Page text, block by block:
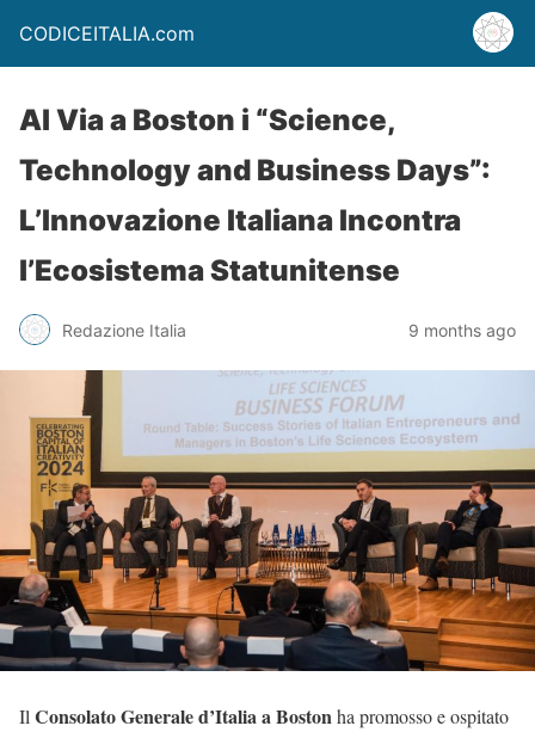
CODICEITALIA.com
Al Via a Boston i “Science,
Technology and Business Days”:
L’Innovazione Italiana Incontra
l’Ecosistema Statunitense
Redazione Italia 9 months ago
IlConsolato Generale d’Italia a Bostonha promosso e ospitato